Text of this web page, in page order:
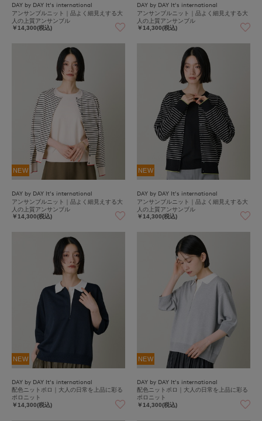
DAY by DAY It's international
アンサンブルニット｜品よく細見えする大
人の上質アンサンブル
￥14,300(税込)
DAY by DAY It's international
アンサンブルニット｜品よく細見えする大
人の上質アンサンブル
￥14,300(税込)
NEW
DAY by DAY It's international
アンサンブルニット｜品よく細見えする大
人の上質アンサンブル
￥14,300(税込)
NEW
DAY by DAY It's international
アンサンブルニット｜品よく細見えする大
人の上質アンサンブル
￥14,300(税込)
NEW
DAY by DAY It's international
配色ニットポロ｜大人の日常を上品に彩る
ポロニット
￥14,300(税込)
NEW
DAY by DAY It's international
配色ニットポロ｜大人の日常を上品に彩る
ポロニット
￥14,300(税込)